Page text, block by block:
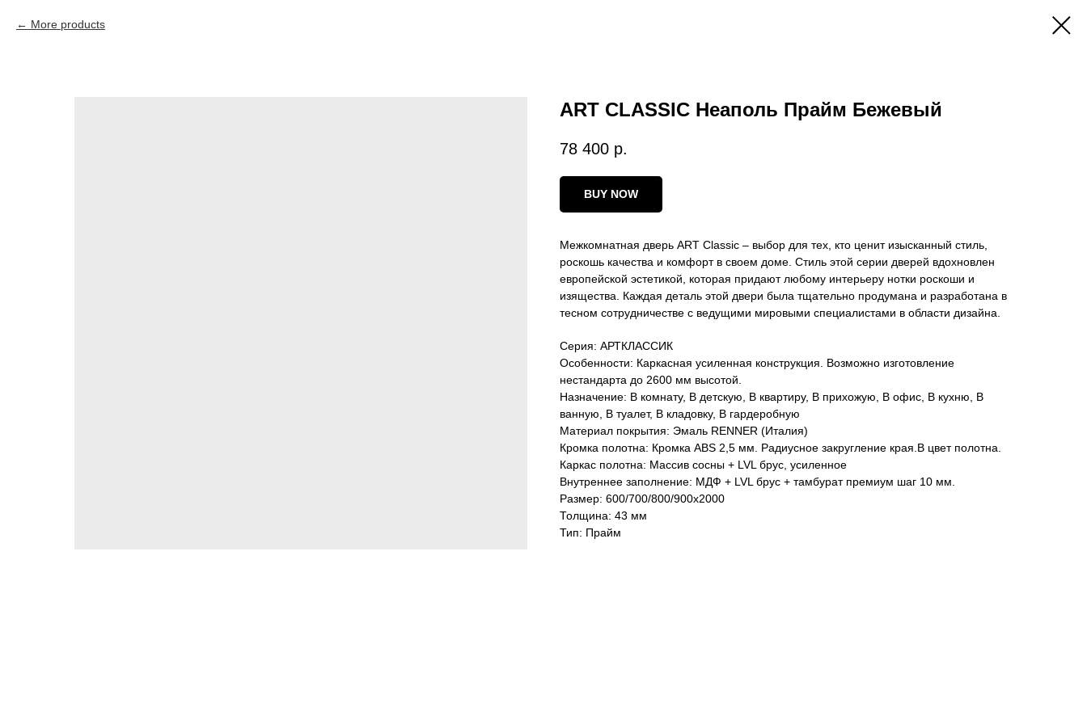
More products
ART CLASSIC Неаполь Прайм Бежевый
78 400 р.
BUY NOW
Межкомнатная дверь ART Classic – выбор для тех, кто ценит изысканный стиль,
роскошь качества и комфорт в своем доме. Стиль этой серии дверей вдохновлен
европейской эстетикой, которая придают любому интерьеру нотки роскоши и
изящества. Каждая деталь этой двери была тщательно продумана и разработана в
тесном сотрудничестве с ведущими мировыми специалистами в области дизайна.
Серия: АРТКЛАССИК
Особенности: Каркасная усиленная конструкция. Возможно изготовление
нестандарта до 2600 мм высотой.
Назначение: В комнату, В детскую, В квартиру, В прихожую, В офис, В кухню, В
ванную, В туалет, В кладовку, В гардеробную
Материал покрытия: Эмаль RENNER (Италия)
Кромка полотна: Кромка ABS 2,5 мм. Радиусное закругление края.В цвет полотна.
Каркас полотна: Массив сосны + LVL брус, усиленное
Внутреннее заполнение: МДФ + LVL брус + тамбурат премиум шаг 10 мм.
Размер: 600/700/800/900х2000
Толщина: 43 мм
Тип: Прайм